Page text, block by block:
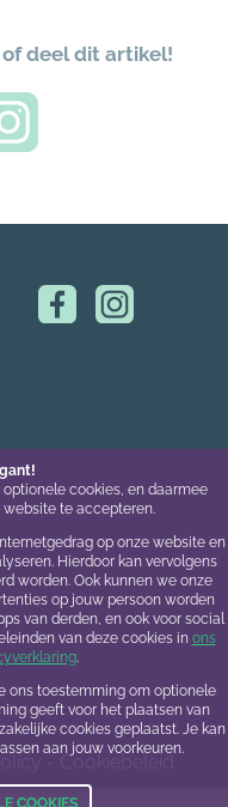
of deel dit artikel!
Cookiebeleid
cookies, en daarmee
te accepteren.
op onze website en
Hierdoor kan vervolgens
worden. Ook kunnen we onze
op jouw persoon worden
van derden, en ook voor social
van deze cookies in ons
.
ons toestemming om optionele
geeft voor het plaatsen van
cookies geplaatst. Je kan
aan jouw voorkeuren.
COOKIES